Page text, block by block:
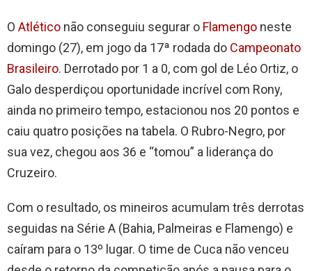
O Atlético não conseguiu segurar o Flamengo neste
domingo (27), em jogo da 17ª rodada do Campeonato
Brasileiro. Derrotado por 1 a 0, com gol de Léo Ortiz, o
Galo desperdiçou oportunidade incrível com Rony,
ainda no primeiro tempo, estacionou nos 20 pontos e
caiu quatro posições na tabela. O Rubro-Negro, por
sua vez, chegou aos 36 e “tomou” a liderança do
Cruzeiro.
Com o resultado, os mineiros acumulam três derrotas
seguidas na Série A (Bahia, Palmeiras e Flamengo) e
caíram para o 13º lugar. O time de Cuca não venceu